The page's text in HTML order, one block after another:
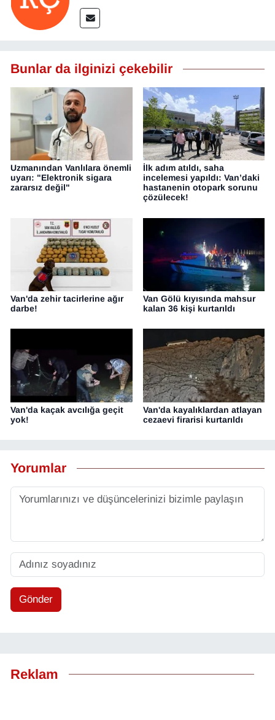
Bunlar da ilginizi çekebilir
Uzmanından Vanlılara önemli
uyarı: "Elektronik sigara
zararsız değil"
İlk adım atıldı, saha
incelemesi yapıldı: Van’daki
hastanenin otopark sorunu
çözülecek!
Van'da zehir tacirlerine ağır
darbe!
Van Gölü kıyısında mahsur
kalan 36 kişi kurtarıldı
Van'da kaçak avcılığa geçit
yok!
Van'da kayalıklardan atlayan
cezaevi firarisi kurtarıldı
Yorumlar
Gönder
Reklam